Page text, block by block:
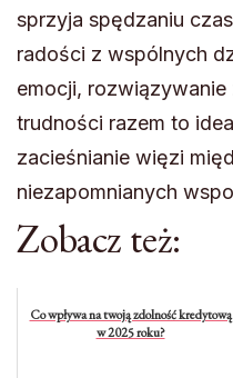
sprzyja spędzaniu
radości z wspólnych
emocji,
trudności razem to
zacieśnianie więzi
niezapomnianych
Zobacz też:
Co wpływa na twoją zdolność kredytową
w 2025 roku?